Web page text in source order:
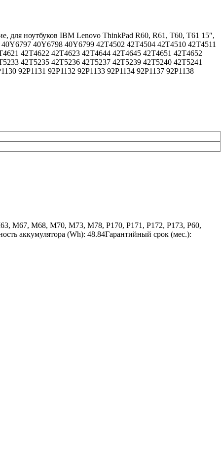
для ноутбуков IBM Lenovo ThinkPad R60, R61, T60, T61 15″,
40Y6798 40Y6799 42T4502 42T4504 42T4510 42T4511
42T4622 42T4623 42T4644 42T4645 42T4651 42T4652
42T5235 42T5236 42T5237 42T5239 42T5240 42T5241
92P1131 92P1132 92P1133 92P1134 92P1137 92P1138
M67, M68, M70, M73, M78, P170, P171, P172, P173, P60,
аккумулятора (Wh): 48.84Гарантийный срок (мес.):